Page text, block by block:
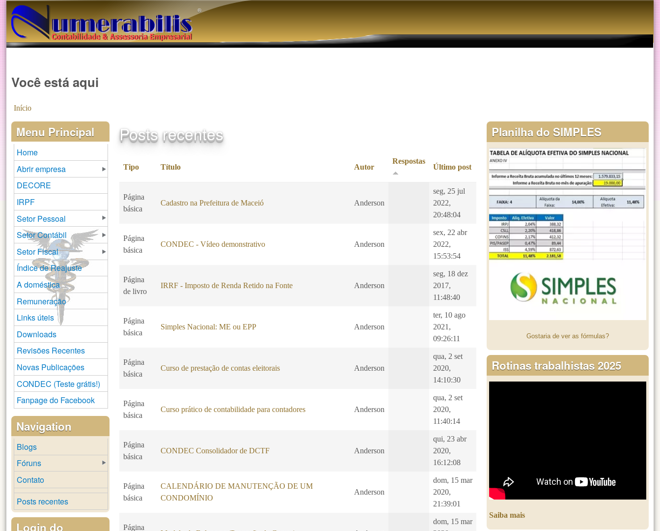
®️
Você está aqui
Início
Posts recentes
Tipo Título Autor
Respostas
Último post
Página
básica
Cadastro na Prefeitura de Maceió Anderson
seg, 25 jul
2022,
20:48:04
Página
básica
CONDEC - Vídeo demonstrativo Anderson
sex, 22 abr
2022,
15:53:54
Página
de livro
IRRF - Imposto de Renda Retido na Fonte Anderson
seg, 18 dez
2017,
11:48:40
Página
básica
Simples Nacional: ME ou EPP Anderson
ter, 10 ago
2021,
09:26:11
Página
básica
Curso de prestação de contas eleitorais Anderson
qua, 2 set
2020,
14:10:30
Página
básica
Curso prático de contabilidade para contadores Anderson
qua, 2 set
2020,
11:40:14
Página
básica
CONDEC Consolidador de DCTF Anderson
qui, 23 abr
2020,
16:12:08
Página
básica
CALENDÁRIO DE MANUTENÇÃO DE UM
CONDOMÍNIO
Anderson
dom, 15 mar
2020,
21:39:01
Página
dom, 15 mar
Menu Principal
Home
Abrir empresa
DECORE
IRPF
Setor Pessoal
Setor Contábil
Setor Fiscal
Índice de Reajuste
A doméstica
Remuneração
Links úteis
Downloads
Revisões Recentes
Novas Publicações
CONDEC (Teste grátis!)
Fanpage do Facebook
Navigation
Blogs
Fóruns
Contato
Posts recentes
Login do
Planilha do SIMPLES
Gostaria de ver as fórmulas?
Rotinas trabalhistas 2025
Saiba mais